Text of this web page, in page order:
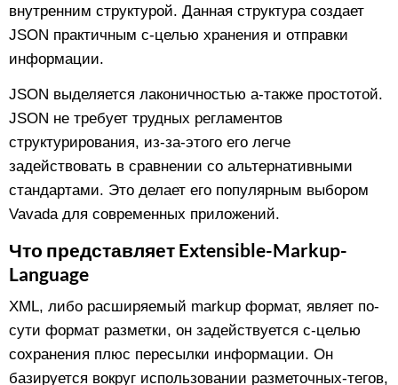
внутренним структурой. Данная структура создает
JSON практичным с-целью хранения и отправки
информации.
JSON выделяется лаконичностью а-также простотой.
JSON не требует трудных регламентов
структурирования, из-за-этого его легче
задействовать в сравнении со альтернативными
стандартами. Это делает его популярным выбором
Vavada для современных приложений.
Что представляет Extensible-Markup-
Language
XML, либо расширяемый markup формат, являет по-
сути формат разметки, он задействуется с-целью
сохранения плюс пересылки информации. Он
базируется вокруг использовании разметочных-тегов,